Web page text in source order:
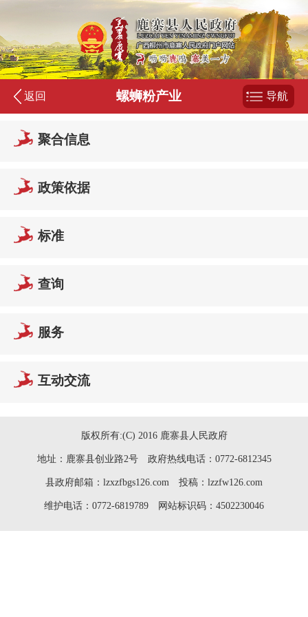
返回 螺蛳粉产业 导航
聚合信息
政策依据
标准
查询
服务
互动交流
版权所有:(C) 2016 鹿寨县人民政府
地址：鹿寨县创业路2号 政府热线电话：0772-6812345
县政府邮箱：lzxzfbgs126.com 投稿：lzzfw126.com
维护电话：0772-6819789 网站标识码：4502230046